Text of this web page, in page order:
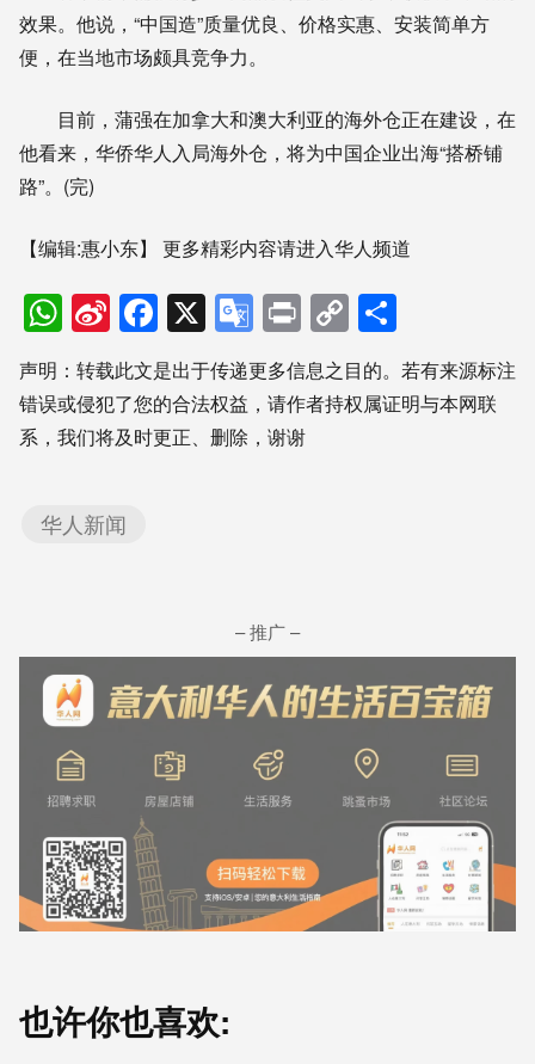
效果。他说，“中国造”质量优良、价格实惠、安装简单方
便，在当地市场颇具竞争力。
目前，蒲强在加拿大和澳大利亚的海外仓正在建设，在
他看来，华侨华人入局海外仓，将为中国企业出海“搭桥铺
路”。(完)
【编辑:惠小东】 更多精彩内容请进入华人频道
WhatsApp
Sina
Weibo
Facebook
X Google
Translate
PrintCopy
Link享
声明：转载此文是出于传递更多信息之目的。若有来源标注
错误或侵犯了您的合法权益，请作者持权属证明与本网联
系，我们将及时更正、删除，谢谢
华人新闻
– 推广 –
也许你也喜欢: